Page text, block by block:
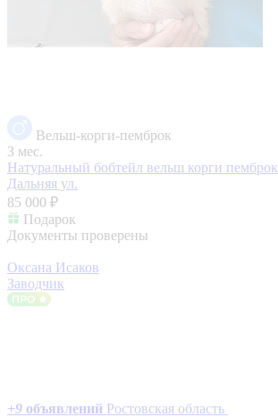
Вельш-корги-пемброк
3 мес.
Натуральный бобтейл вельш корги пемброк
Дальняя ул.
85 000 ₽
Подарок
Документы проверены
Оксана Исаков
Заводчик
+9 объявлений Ростовская область